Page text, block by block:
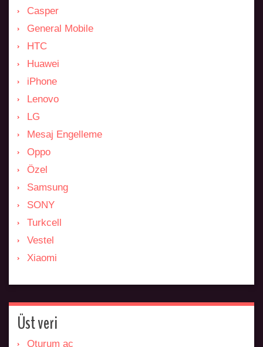
Casper
General Mobile
HTC
Huawei
iPhone
Lenovo
LG
Mesaj Engelleme
Oppo
Özel
Samsung
SONY
Turkcell
Vestel
Xiaomi
Üst veri
Oturum aç